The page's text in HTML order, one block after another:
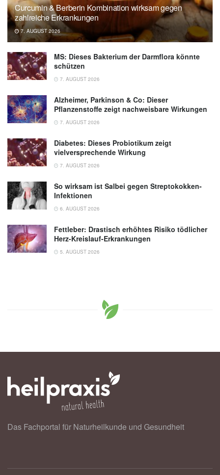
Curcumin & Berberin Kombination wirksam gegen
zahlreiche Erkrankungen
7. AUGUST 2026
MS: Dieses Bakterium der Darmflora könnte
schützen
7. AUGUST 2026
Alzheimer, Parkinson & Co: Dieser
Pflanzenstoffe zeigt nachweisbare Wirkungen
7. AUGUST 2026
Diabetes: Dieses Probiotikum zeigt
vielversprechende Wirkung
7. AUGUST 2026
So wirksam ist Salbei gegen Streptokokken-
Infektionen
6. AUGUST 2026
Fettleber: Drastisch erhöhtes Risiko tödlicher
Herz-Kreislauf-Erkrankungen
5. AUGUST 2026
Das Fachportal für Naturheilkunde und Gesundheit